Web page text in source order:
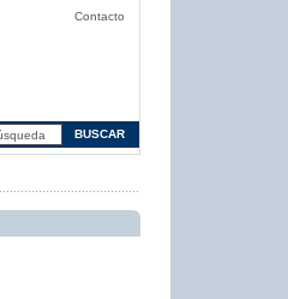
Contacto